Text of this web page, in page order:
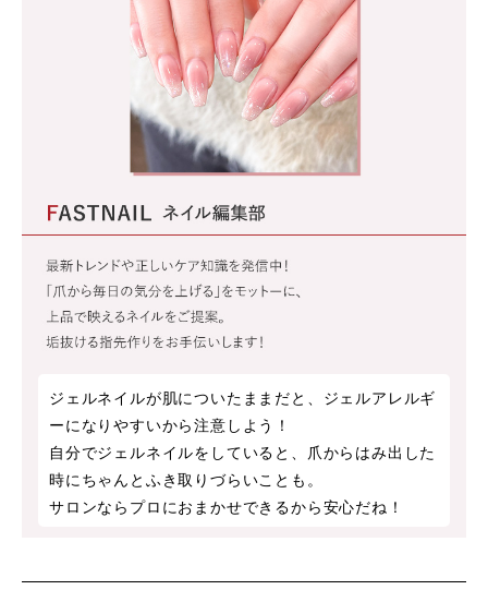
ジェルネイルが肌についたままだと、ジェルアレルギ
ーになりやすいから注意しよう！
自分でジェルネイルをしていると、爪からはみ出した
時にちゃんとふき取りづらいことも。
サロンならプロにおまかせできるから安心だね！